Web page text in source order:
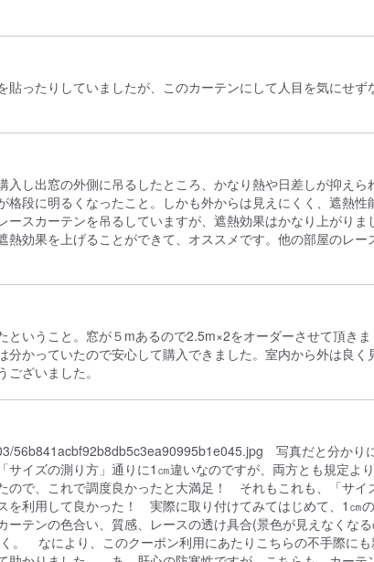
ったりしていましたが、このカーテンにして人目を気にせ
し出窓の外側に吊るしたところ、かなり熱や日差しが抑え
段に明るくなったこと。しかも外からは見えにくく、遮熱
スカーテンを吊るしていますが、遮熱効果はかなり上がりま
効果を上げることができて、オススメです。他の部屋のレー
いうこと。窓が５mあるので2.5m×2をオーダーさせて頂き
かっていたので安心して購入できました。室内から外は良く
ざいました。
56b841acbf92b8db5c3ea90995b1e045.jpg 写真だと分かり
イズの測り方」通りに1㎝違いなのですが、両方とも規定よ
で、これで調度良かったと大満足！ それもこれも、「サイ
利用して良かった！ 実際に取り付けてみてはじめて、1㎝
ンの色合い、質感、レースの透け具合(景色が見えなくなる
。 なにより、このクーポン利用にあたりこちらの不手際に